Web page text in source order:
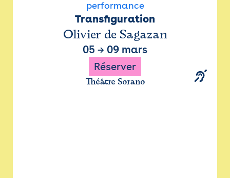
performance
Transfiguration
Olivier de Sagazan
05 → 09 mars
Réserver
Théâtre Sorano